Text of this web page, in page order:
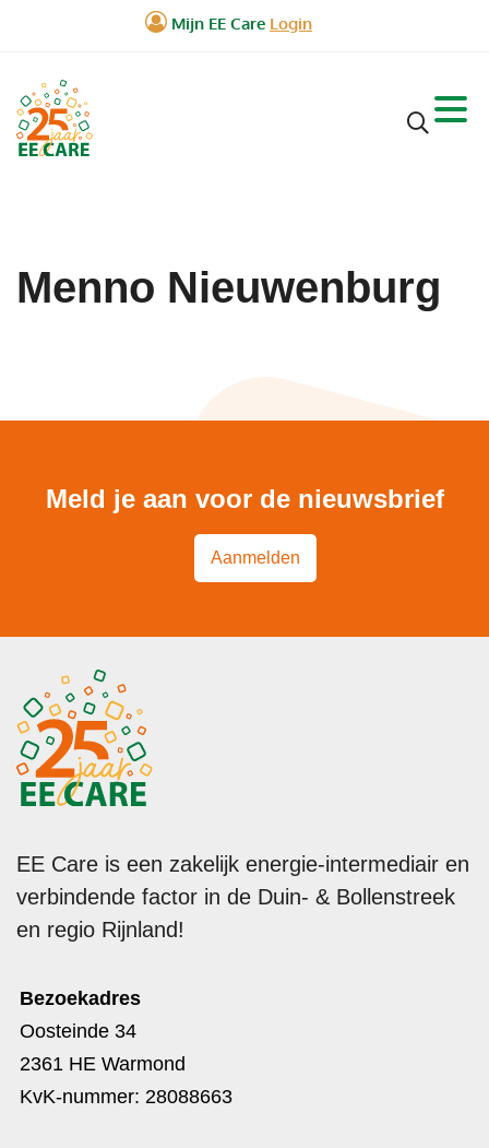
Menno Nieuwenburg
Meld je aan voor de nieuwsbrief
Aanmelden
EE Care is een zakelijk energie-intermediair en
verbindende factor in de Duin- & Bollenstreek
en regio Rijnland!
Bezoekadres
Oosteinde 34
2361 HE Warmond
KvK-nummer: 28088663